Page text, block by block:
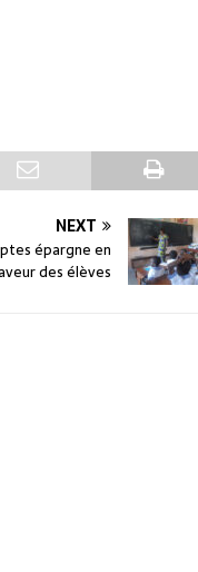
NEXT
épargne en
des élèves